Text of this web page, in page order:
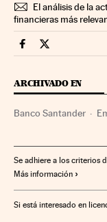
El análisis de la
financieras más
Companias Cinco
Companias
ARCHIVADO EN
Banco Santander
Se adhiere a los criterios
Más información
Si está interesado en